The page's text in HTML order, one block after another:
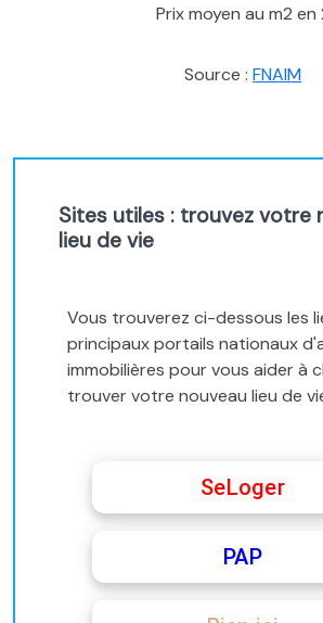
Prix moyen au m2
Source : FNAIM
Sites utiles : trouvez votre
lieu de vie
Vous trouverez ci-dessous les
principaux portails nationaux
immobilières pour vous aider à
trouver votre nouveau lieu de
SeLoger
PAP